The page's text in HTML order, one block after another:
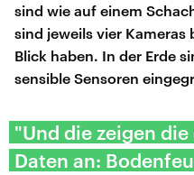
sind wie auf einem
sind jeweils vier Kameras
Blick haben. In der Erde
sensible Sensoren
"Und die zeigen
Daten an: